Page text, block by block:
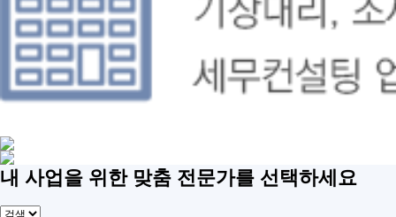
내 사업을 위한 맞춤 전문가를 선택하세요